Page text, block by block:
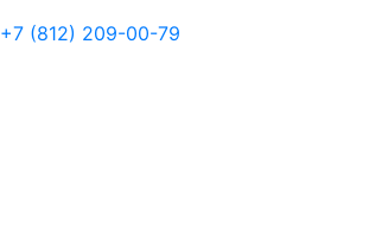
+7 (812) 209-00-79